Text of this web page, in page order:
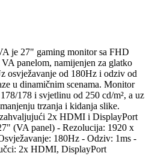
je 27" gaming monitor sa FHD
panelom, namijenjen za glatko
osvježavanje od 180Hz i odziv od
u dinamičnim scenama. Monitor
178 i svjetlinu od 250 cd/m², a uz
trzanja i kidanja slike.
2x HDMI i DisplayPort
(VA panel) - Rezolucija: 1920 x
180Hz - Odziv: 1ms -
2x HDMI, DisplayPort